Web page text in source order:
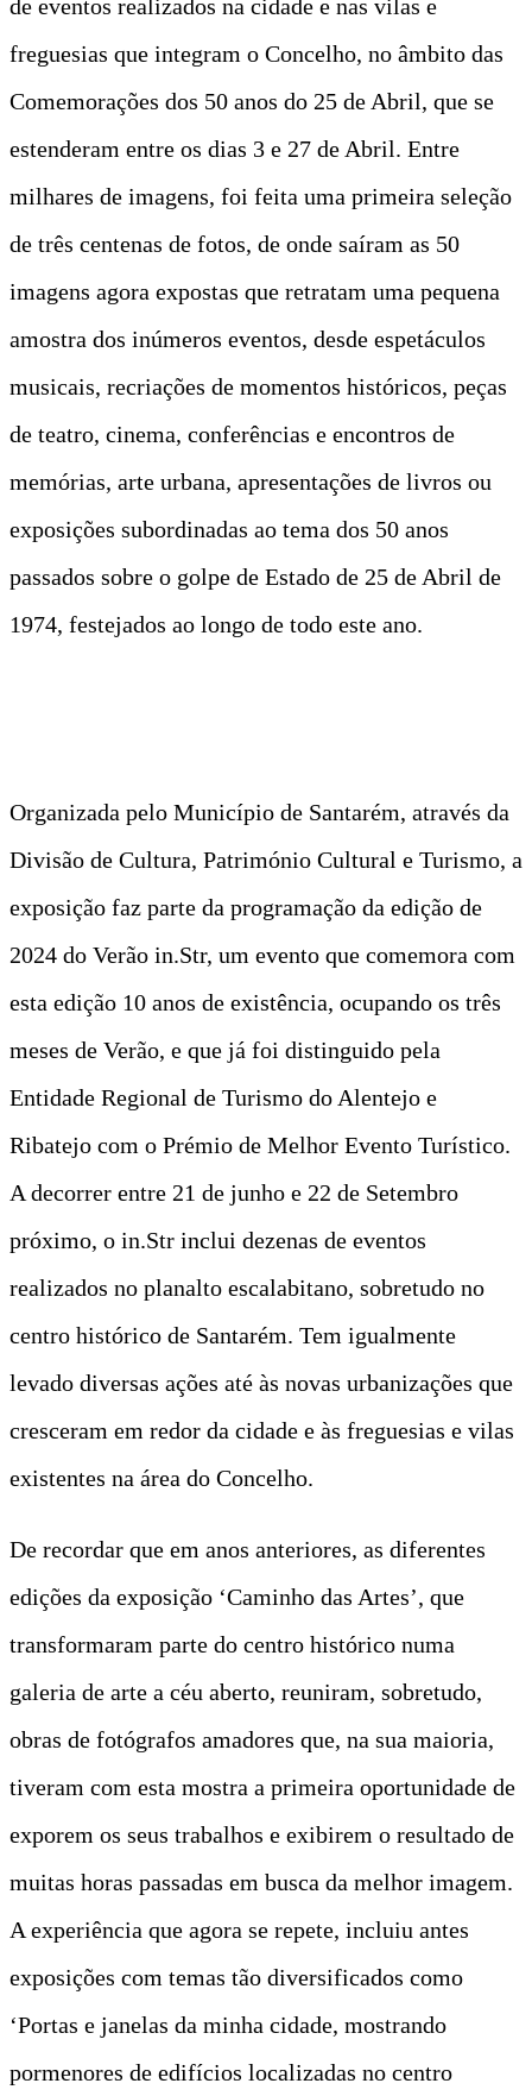
de eventos realizados na cidade e nas vilas e
freguesias que integram o Concelho, no âmbito das
Comemorações dos 50 anos do 25 de Abril, que se
estenderam entre os dias 3 e 27 de Abril. Entre
milhares de imagens, foi feita uma primeira seleção
de três centenas de fotos, de onde saíram as 50
imagens agora expostas que retratam uma pequena
amostra dos inúmeros eventos, desde espetáculos
musicais, recriações de momentos históricos, peças
de teatro, cinema, conferências e encontros de
memórias, arte urbana, apresentações de livros ou
exposições subordinadas ao tema dos 50 anos
passados sobre o golpe de Estado de 25 de Abril de
1974, festejados ao longo de todo este ano.
Organizada pelo Município de Santarém, através da
Divisão de Cultura, Património Cultural e Turismo, a
exposição faz parte da programação da edição de
2024 do Verão in.Str, um evento que comemora com
esta edição 10 anos de existência, ocupando os três
meses de Verão, e que já foi distinguido pela
Entidade Regional de Turismo do Alentejo e
Ribatejo com o Prémio de Melhor Evento Turístico.
A decorrer entre 21 de junho e 22 de Setembro
próximo, o in.Str inclui dezenas de eventos
realizados no planalto escalabitano, sobretudo no
centro histórico de Santarém. Tem igualmente
levado diversas ações até às novas urbanizações que
cresceram em redor da cidade e às freguesias e vilas
existentes na área do Concelho.
De recordar que em anos anteriores, as diferentes
edições da exposição ‘Caminho das Artes’, que
transformaram parte do centro histórico numa
galeria de arte a céu aberto, reuniram, sobretudo,
obras de fotógrafos amadores que, na sua maioria,
tiveram com esta mostra a primeira oportunidade de
exporem os seus trabalhos e exibirem o resultado de
muitas horas passadas em busca da melhor imagem.
A experiência que agora se repete, incluiu antes
exposições com temas tão diversificados como
‘Portas e janelas da minha cidade, mostrando
pormenores de edifícios localizadas no centro